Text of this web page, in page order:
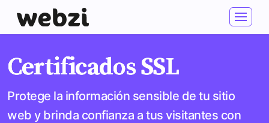
Certificados SSL
Protege la información sensible de tu sitio
web y brinda confianza a tus visitantes con